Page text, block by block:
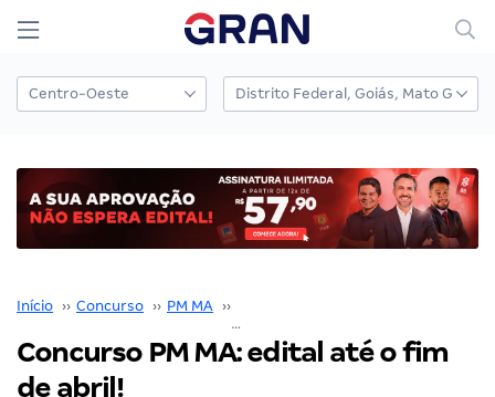
Início ›› Concurso ›› PM MA ››
Concurso PM MA: edital até o fim
de abril!